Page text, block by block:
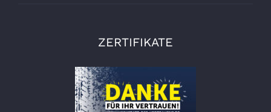
ZERTIFIKATE